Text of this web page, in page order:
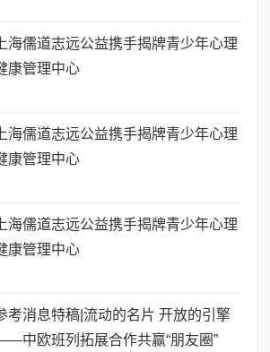
上海儒道志远公益携手揭牌青少年心理
康管理中心
上海儒道志远公益携手揭牌青少年心理
康管理中心
上海儒道志远公益携手揭牌青少年心理
康管理中心
考消息特稿|流动的名片 开放的引擎
中欧班列拓展合作共赢“朋友圈”